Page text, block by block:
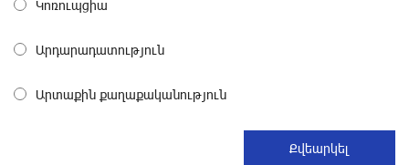
Небольшой французский уголок в Раздане при
сотрудничестве с Конверс МСБ
Предателя Пашиняна нужно скинуть с трона. Аршак
Կոռուպցիա
Արդարադատություն
Արտաքին քաղաքականություն